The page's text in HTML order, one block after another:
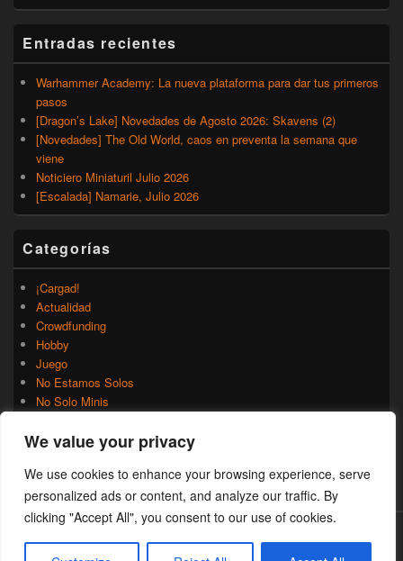
We value your privacy
We use cookies to enhance your browsing experience, serve
personalized ads or content, and analyze our traffic. By
clicking "Accept All", you consent to our use of cookies.
Entradas recientes
Warhammer Academy: La nueva plataforma para dar tus primeros
pasos
[Dragon’s Lake] Novedades de Agosto 2026: Skavens (2)
[Novedades] The Old World, caos en preventa la semana que
viene
Noticiero Miniaturil Julio 2026
[Escalada] Namarie, Julio 2026
Categorías
¡Cargad!
Actualidad
Crowdfunding
Hobby
Juego
No Estamos Solos
No Solo Minis
Rumores
Uncategorized
¡Cargad! . Todos los Derechos Reservados.